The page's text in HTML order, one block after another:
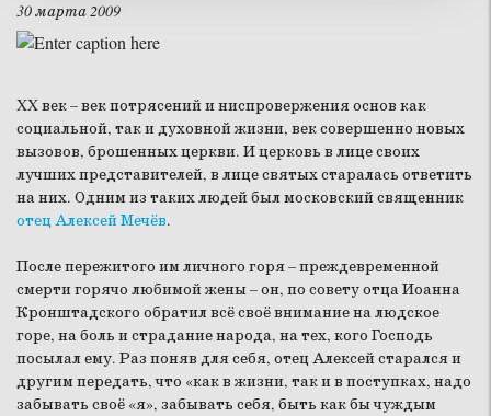
30 марта 2009
XX век – век потрясений и ниспровержения основ как
социальной, так и духовной жизни, век совершенно новых
вызовов, брошенных церкви. И церковь в лице своих
лучших представителей, в лице святых старалась ответить
на них. Одним из таких людей был московский священник
отец Алексей Мечёв.
После пережитого им личного горя – преждевременной
смерти горячо любимой жены – он, по совету отца Иоанна
Кронштадского обратил всё своё внимание на людское
горе, на боль и страдание народа, на тех, кого Господь
посылал ему. Раз поняв для себя, отец Алексей старался и
другим передать, что «как в жизни, так и в поступках, надо
забывать своё «я», забывать себя, быть как бы чуждым